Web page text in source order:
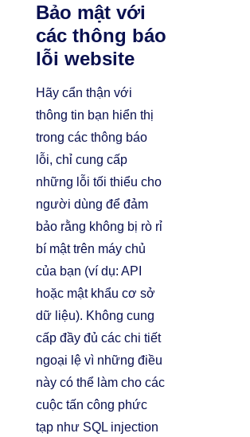
Bảo mật với
các thông báo
lỗi website
Hãy cẩn thận với
thông tin bạn hiển thị
trong các thông báo
lỗi, chỉ cung cấp
những lỗi tối thiểu cho
người dùng để đảm
bảo rằng không bị rò rỉ
bí mật trên máy chủ
của bạn (ví dụ: API
hoặc mật khẩu cơ sở
dữ liệu). Không cung
cấp đầy đủ các chi tiết
ngoại lệ vì những điều
này có thể làm cho các
cuộc tấn công phức
tạp như SQL injection